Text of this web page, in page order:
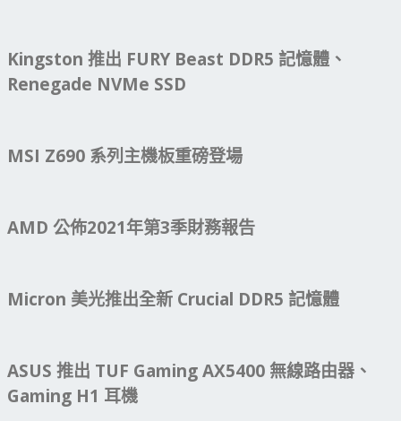
Kingston 推出 FURY Beast DDR5 記憶體、
Renegade NVMe SSD
MSI Z690 系列主機板重磅登場
AMD 公佈2021年第3季財務報告
Micron 美光推出全新 Crucial DDR5 記憶體
ASUS 推出 TUF Gaming AX5400 無線路由器、
Gaming H1 耳機